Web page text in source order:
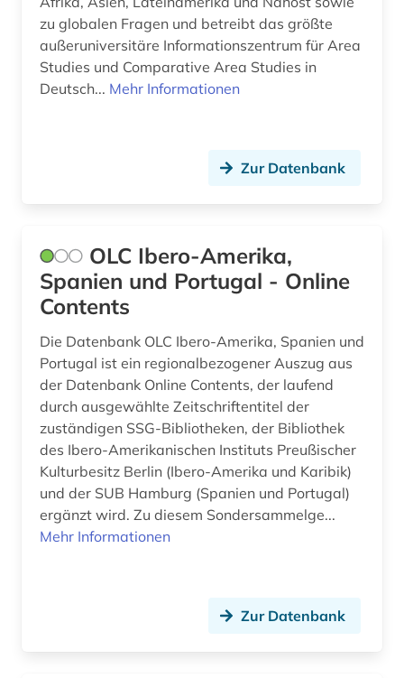
internationaler handel (1)
interne vertriebene (1)
italia (1)
karibik (13)
karibischer raum (1)
katalog (6)
katastrophenschutz (1)
katholizismus (1)
kennedy, john f. (1)
kennedy, john f. | politiker; staatspräsident (1)
zu globalen Fragen und betreibt das größte
außeruniversitäre Informationszentrum für Area
Studies und Comparative Area Studies in
Deutsch... Mehr Informationen
Zur Datenbank
OLC Ibero-Amerika,
Spanien und Portugal - Online
Contents
Die Datenbank OLC Ibero-Amerika, Spanien und
Portugal ist ein regionalbezogener Auszug aus
der Datenbank Online Contents, der laufend
durch ausgewählte Zeitschriftentitel der
zuständigen SSG-Bibliotheken, der Bibliothek
des Ibero-Amerikanischen Instituts Preußischer
Kulturbesitz Berlin (Ibero-Amerika und Karibik)
und der SUB Hamburg (Spanien und Portugal)
ergänzt wird. Zu diesem Sondersammelge...
Mehr Informationen
Zur Datenbank